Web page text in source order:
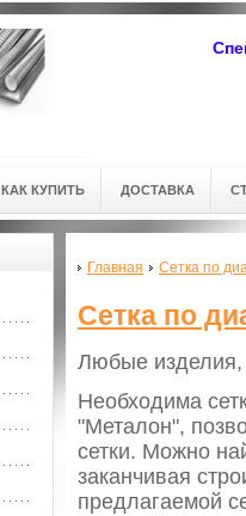
КАК КУПИТЬ ДОСТАВКА
Главная Сетка по
Сетка по
Любые изделия,
Необходима
"Металон",
сетки. Можно
заканчивая
предлагаемой